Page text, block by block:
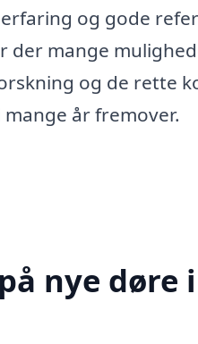
og gode
mange
og de rette
år fremover.
nye døre i